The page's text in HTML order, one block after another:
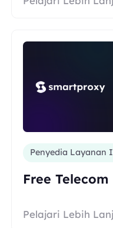
Penyedia Layanan
Free Telecom
Pelajari Lebih